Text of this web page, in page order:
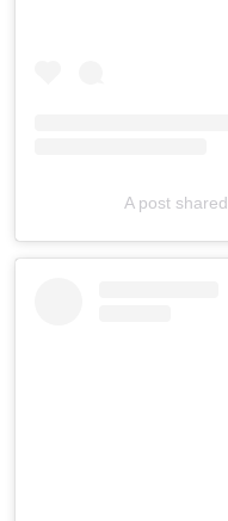
A post